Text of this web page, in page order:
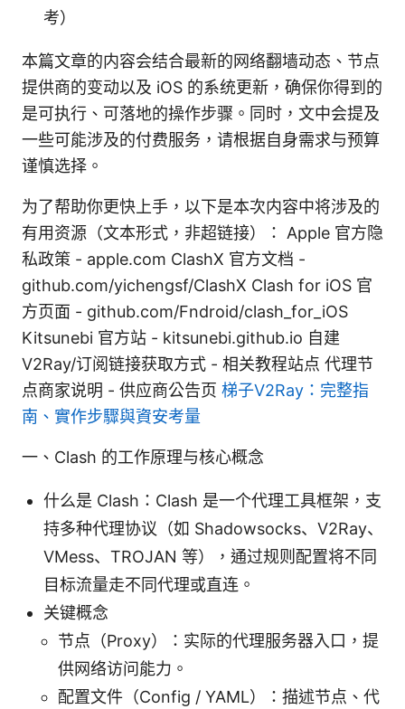
考）
本篇文章的内容会结合最新的网络翻墙动态、节点
提供商的变动以及 iOS 的系统更新，确保你得到的
是可执行、可落地的操作步骤。同时，文中会提及
一些可能涉及的付费服务，请根据自身需求与预算
谨慎选择。
为了帮助你更快上手，以下是本次内容中将涉及的
有用资源（文本形式，非超链接）： Apple 官方隐
私政策 - apple.com ClashX 官方文档 -
github.com/yichengsf/ClashX Clash for iOS 官
方页面 - github.com/Fndroid/clash_for_iOS
Kitsunebi 官方站 - kitsunebi.github.io 自建
V2Ray/订阅链接获取方式 - 相关教程站点 代理节
点商家说明 - 供应商公告页 梯子V2Ray：完整指
南、實作步驟與資安考量
一、Clash 的工作原理与核心概念
什么是 Clash：Clash 是一个代理工具框架，支
持多种代理协议（如 Shadowsocks、V2Ray、
VMess、TROJAN 等），通过规则配置将不同
目标流量走不同代理或直连。
关键概念
节点（Proxy）：实际的代理服务器入口，提
供网络访问能力。
配置文件（Config / YAML）：描述节点、代